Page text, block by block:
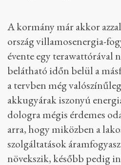
A kormány már akkor
ország villamosenergia-
évente egy terawattórával
belátható időn belül a
a tervben még
akkugyárak iszonyú
dologra mégis érdemes
arra, hogy miközben a
szolgáltatások
növekszik, később pedig